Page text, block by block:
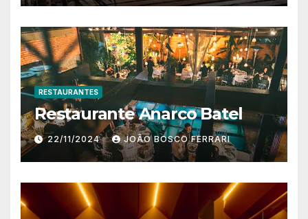
RESTAURANTES
Restaurante Anarco Batel
22/11/2024 JOÃO BOSCO FERRARI